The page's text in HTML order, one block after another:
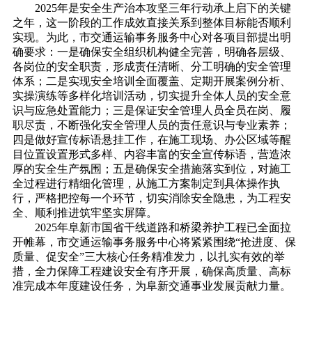
2025年是安全生产治本攻坚三年行动承上启下的关键
之年，这一阶段的工作成效直接关系到整体目标能否顺利
实现。为此，市交通运输事务服务中心对各项目部提出明
确要求：一是确保安全组织机构健全完善，明确各层级、
各岗位的安全职责，形成责任清晰、分工明确的安全管理
体系；二是实现安全培训全面覆盖、定期开展案例分析、
实操演练等多样化培训活动，切实提升全体人员的安全意
识与应急处置能力；三是保证安全管理人员全员在岗、履
职尽责，不断强化安全管理人员的责任意识与专业素养；
四是做好宣传标语悬挂工作，在施工现场、办公区域等醒
目位置设置形式多样、内容丰富的安全宣传标语，营造浓
厚的安全生产氛围；五是确保安全措施落实到位，对施工
全过程进行精细化管理，从施工方案制定到具体操作执
行，严格把控每一个环节，切实消除安全隐患，为工程安
全、顺利推进筑牢坚实屏障。
2025年阜新市国省干线道路和桥梁养护工程已全面拉
开帷幕，市交通运输事务服务中心将紧紧围绕“抢进度、保
质量、促安全”三大核心任务精准发力，以扎实有效的举
措，全力保障工程建设安全有序开展，确保高质量、高标
准完成本年度建设任务，为阜新交通事业发展贡献力量。